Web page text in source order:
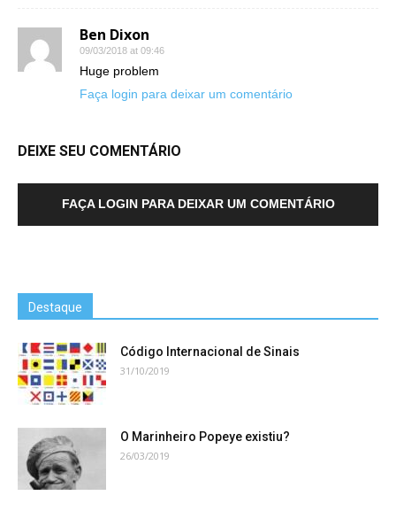
Ben Dixon
09/03/2018 at 09:46
Huge problem
Faça login para deixar um comentário
DEIXE SEU COMENTÁRIO
FAÇA LOGIN PARA DEIXAR UM COMENTÁRIO
Destaque
Código Internacional de Sinais
31/10/2019
O Marinheiro Popeye existiu?
26/03/2019